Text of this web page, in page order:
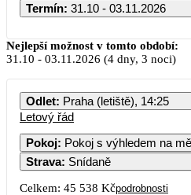
Termín: 31.10 - 03.11.2026
Říjen
PO ÚT ST ČT
5
Nejlepší možnost v tomto období:
31.10 - 03.11.2026 (4 dny, 3 noci)
Odlet: Praha (letiště), 14:25
Letový řád
Pokoj:
Pokoj s výhledem
Strava: Snídaně
Celkem: 45 538 Kčpodrobnosti